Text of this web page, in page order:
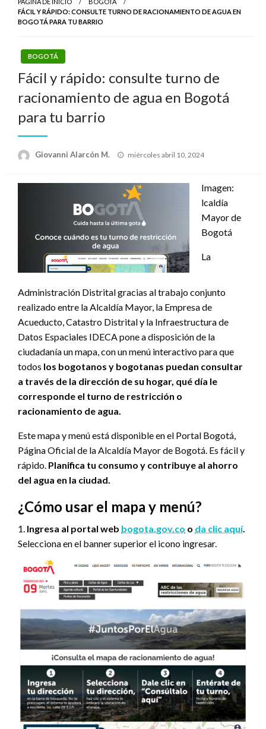
FÁCIL Y RÁPIDO: CONSULTE TURNO DE RACIONAMIENTO DE AGUA EN
BOGOTÁ PARA TU BARRIO
BOGOTÁ
Fácil y rápido: consulte turno de
racionamiento de agua en Bogotá
para tu barrio
Giovanni Alarcón M.
Publicado
miércoles abril 10, 2024
Imagen:
lcaldía
Mayor de
Bogotá
La
Administración Distrital gracias al trabajo conjunto
realizado entre la Alcaldía Mayor, la Empresa de
Acueducto, Catastro Distrital y la Infraestructura de
Datos Espaciales IDECA pone a disposición de la
ciudadanía un mapa, con un menú interactivo para que
todos los bogotanos y bogotanas puedan consultar
a través de la dirección de su hogar, qué día le
corresponde el turno de restricción o
racionamiento de agua.
Este mapa y menú está disponible en el Portal Bogotá,
Página Oficial de la Alcaldía Mayor de Bogotá. Es fácil y
rápido. Planifica tu consumo y contribuye al ahorro
del agua en la ciudad.
¿Cómo usar el mapa y menú?
1. Ingresa al portal web bogota.gov.co o da clic aquí.
Selecciona en el banner superior el icono ingresar.